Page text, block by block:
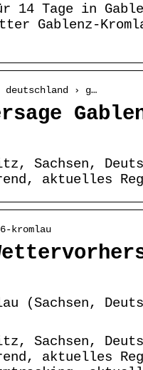
14 Tage in
Gablenz-
› g…
Sachsen,
aktuelles
kromlau
(Sachsen,
Sachsen,
aktuelles